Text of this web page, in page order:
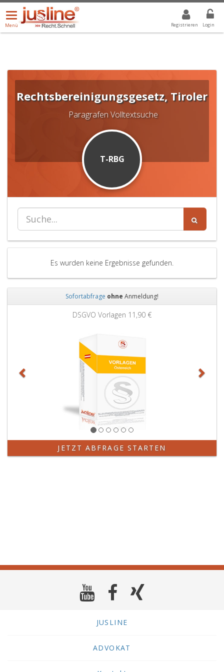
Registrieren Login
Menü
öffnen/schließen
Menü
ALLE DROPDOWN: GEWÄHLTER WERT IST ALLE
Rechtsbereinigungsgesetz, Tiroler
Paragrafen Volltextsuche
T-RBG
Es wurden keine Ergebnisse gefunden.
Sofortabfrage ohne Anmeldung!
DSGVO Vorlagen 11,90 €
JETZT ABFRAGE STARTEN
JUSLINE
ADVOKAT